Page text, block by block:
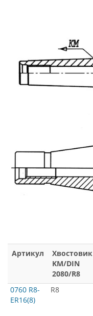
Артикул
Хвостовик
KM/DIN
2080/R8
0760 R8-
ER16(8)
R8